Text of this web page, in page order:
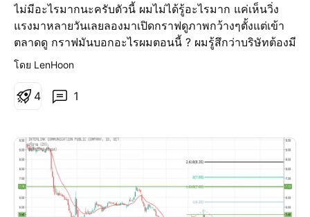
ไม่มีอะไรมากนะครับตัวนี้ ผมไม่ได้รู้อะไรมาก แค่เห็นวิ่ง
แรงมาหลายวันเลยลองมาเปิดกราฟดูภาพกว้างๆตั้งแต่เข้า
ตลาดดู กราฟมันบอกอะไรผมตอนนี้ ? ผมรู้สึกว่าบริษัทต้องมี
อะไรเปลี่ยนแปลงในแง่ที่จะสามารถทำให้เติบโตได้ระยะยาว
รู้สึกล้วนๆนะ ยังไม่หาข้อมูลเลย เดาเอาก่อน555 อันนี้มั่ว
ขึ้
น
โดย LenHoon
1
4